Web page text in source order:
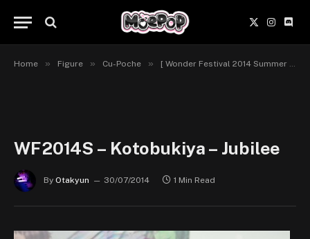
X
(Twitter)
Home » Figure » Cu-Poche » [ Wonder Festival 2014 Summer ] Kotobukiya & Cu-Poche
WF2014S – Kotobukiya – Jubilee
By Otakyun 30/07/2014 1 Min Read